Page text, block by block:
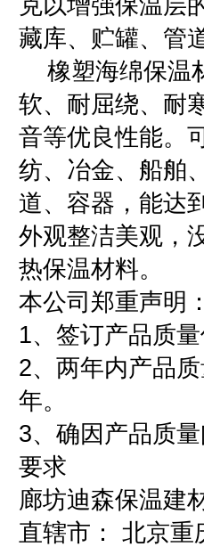
克以增强保温层
藏库、贮罐、管
橡塑海绵保温
软、耐屈绕、耐
音等优良性能。
纺、冶金、船舶
道、容器，能达
外观整洁美观，
热保温材料。
本公司郑重声明
1、签订产品质
2、两年内产品
年。
3、确因产品质
要求
廊坊迪森保温建
直辖市： 北京重